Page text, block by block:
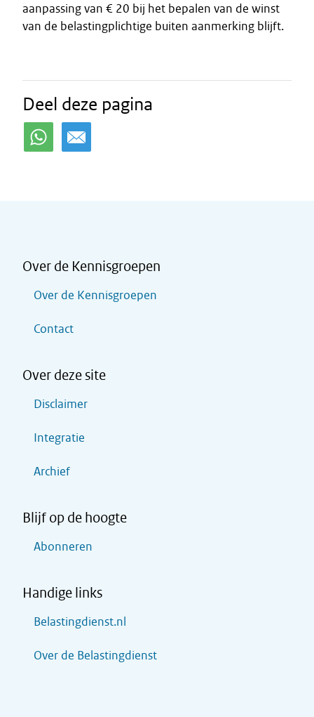
aanpassing van € 20 bij het bepalen van de winst
van de belastingplichtige buiten aanmerking blijft.
Deel deze pagina
Over de Kennisgroepen
Over de Kennisgroepen
Contact
Over deze site
Disclaimer
Integratie
Archief
Blijf op de hoogte
Abonneren
Handige links
Belastingdienst.nl
Over de Belastingdienst